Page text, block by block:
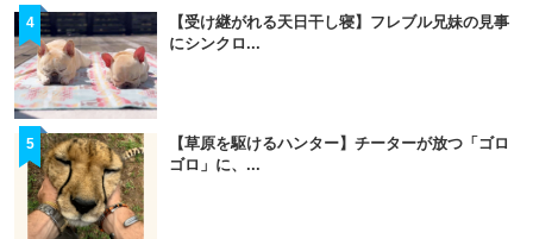
4
【受け継がれる天日干し寝】フレブル兄妹の見事
にシンクロ...
5
【草原を駆けるハンター】チーターが放つ「ゴロ
ゴロ」に、...